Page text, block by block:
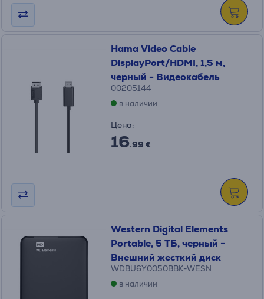
Hama Video Cable
DisplayPort/HDMI, 1,5 м,
черный - Видеокабель
00205144
в наличии
Цена:
16.99 €
Western Digital Elements
Portable, 5 ТБ, черный -
Внешний жесткий диск
WDBU6Y0050BBK-WESN
в наличии